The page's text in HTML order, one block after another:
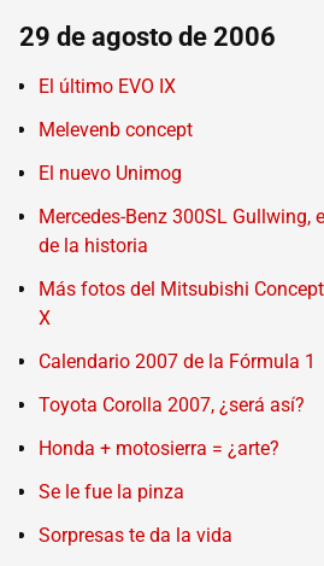
29 de agosto de 2006
El último EVO IX
Melevenb concept
El nuevo Unimog
Mercedes-Benz 300SL Gullwing,
de la historia
Más fotos del Mitsubishi
X
Calendario 2007 de la Fórmula 1
Toyota Corolla 2007, ¿será así?
Honda + motosierra = ¿arte?
Se le fue la pinza
Sorpresas te da la vida